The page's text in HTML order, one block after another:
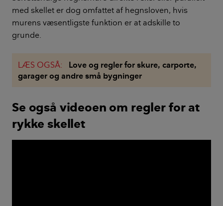
med skellet er dog omfattet af hegnsloven, hvis
murens væsentligste funktion er at adskille to
grunde.
LÆS OGSÅ:
Love og regler for skure, carporte,
garager og andre små bygninger
Se også videoen om regler for at
rykke skellet